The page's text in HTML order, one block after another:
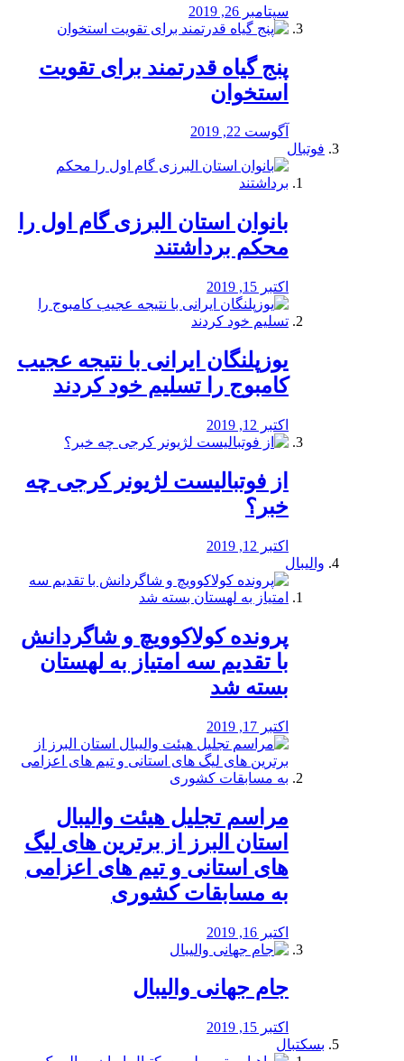
سپتامبر 26, 2019
پنج گیاه قدرتمند برای تقویت
استخوان
آگوست 22, 2019
فوتبال
بانوان استان البرزی گام اول را
محكم برداشتند
اکتبر 15, 2019
یوزپلنگان ایرانی با نتیجه عجیب
کامبوج را تسلیم خود کردند
اکتبر 12, 2019
از فوتبالیست لژیونر کرجی چه
خبر؟
اکتبر 12, 2019
والیبال
پرونده کولاکوویچ و شاگردانش
با تقدیم سه امتیاز به لهستان
بسته شد
اکتبر 17, 2019
مراسم تجلیل هیئت والیبال
استان البرز از برترین های لیگ
های استانی و تیم های اعزامی
به مسابقات کشوری
اکتبر 16, 2019
جام جهانی والیبال
اکتبر 15, 2019
بسکتبال